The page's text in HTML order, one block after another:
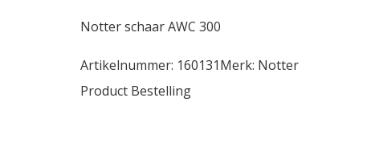
Notter schaar AWC 300
Artikelnummer: 160131Merk: Notter
Product Bestelling